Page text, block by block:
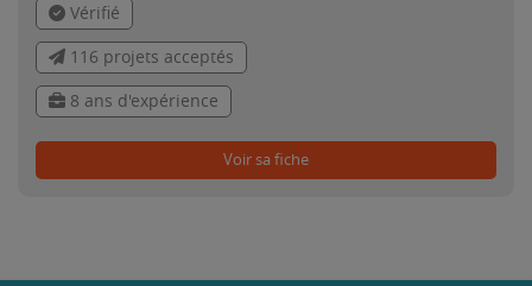
Vérifié
116 projets acceptés
8 ans d'expérience
Voir sa fiche